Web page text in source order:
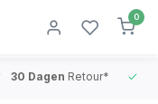
0
30 Dagen Retour*